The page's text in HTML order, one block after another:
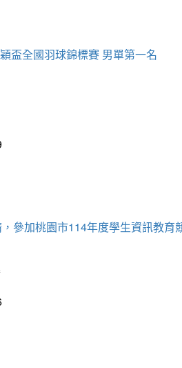
盃全國羽球錦標賽 男單第一名
參加桃園市114年度學生資訊教育